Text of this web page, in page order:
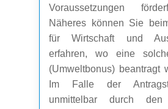
Voraussetzungen
Näheres können Sie
für Wirtschaft und
erfahren, wo eine
(Umweltbonus) beantragt
Im Falle der
unmittelbar durch den